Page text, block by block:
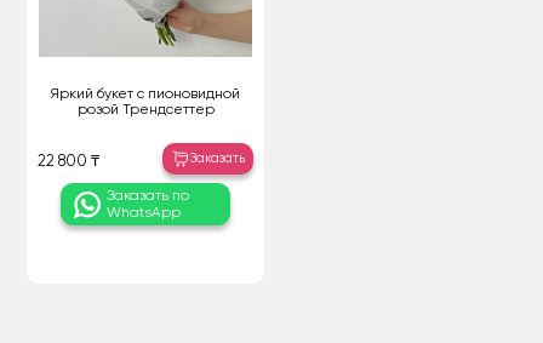
Яркий букет с пионовидной
розой Трендсеттер
22 800 ₸ Заказать
Заказать по
WhatsApp